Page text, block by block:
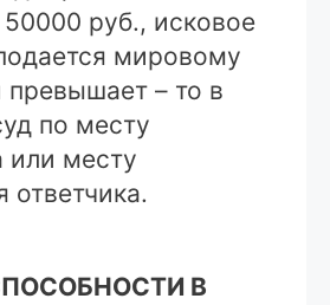
руб., исковое
мировому
превышает – то в
по месту
или месту
ответчика.
В